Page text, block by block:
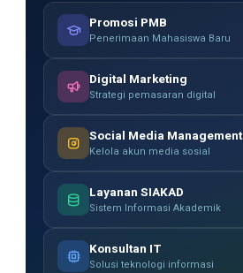
Promosi PMB
Penerimaan Mahasiswa Baru
Digital Marketing
Strategi pemasaran digital
Social Media Management
Kelola akun media sosial
Layanan SIAKAD
Sistem Informasi Akademik
Konsultan IT
Solusi teknologi informasi